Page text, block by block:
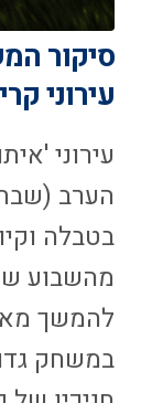
סיקור
עירוני
עירוני
הערב
בטבלה
מהשבוע
להמשך
במשחק